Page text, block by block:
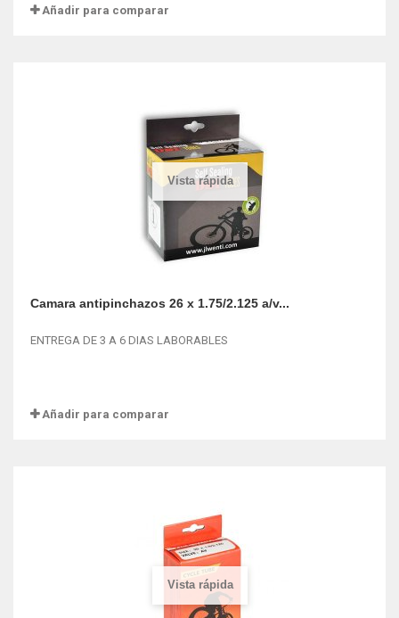
Añadir para comparar
Vista rápida
Camara antipinchazos 26 x 1.75/2.125 a/v...
ENTREGA DE 3 A 6 DIAS LABORABLES
Añadir para comparar
Vista rápida